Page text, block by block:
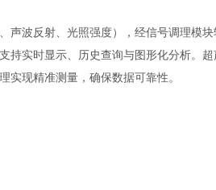
声波反射、光照强度），经信号调理模
持实时显示、历史查询与图形化分析。
实现精准测量，确保数据可靠性。